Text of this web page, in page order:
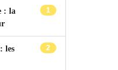
1
: la
2
les